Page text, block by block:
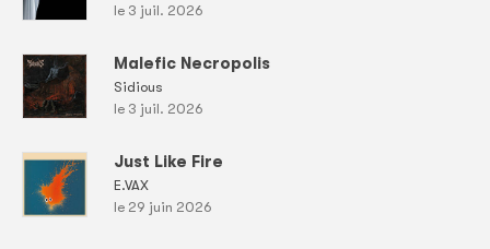
le 3 juil. 2026
Malefic Necropolis
Sidious
le 3 juil. 2026
Just Like Fire
E.VAX
le 29 juin 2026